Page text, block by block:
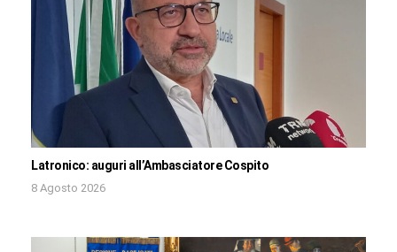
Latronico: auguri all’Ambasciatore Cospito
8 Agosto 2026